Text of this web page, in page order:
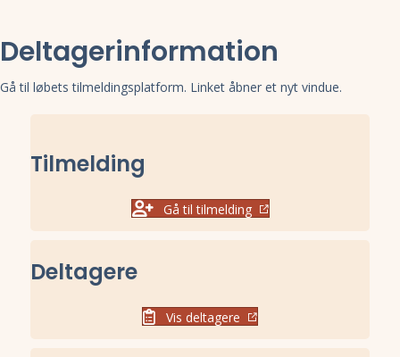
Deltagerinformation
Gå til løbets tilmeldingsplatform. Linket åbner et nyt vindue.
Tilmelding
Gå til tilmelding
Deltagere
Vis deltagere